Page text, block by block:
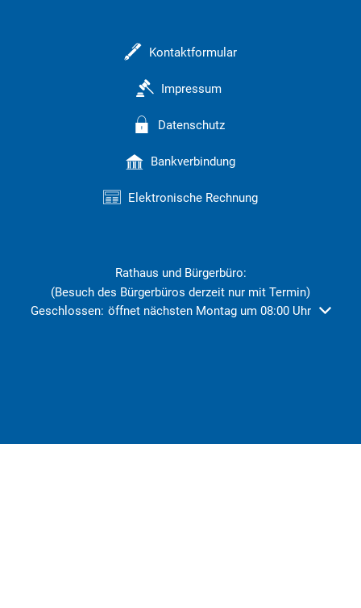
Kontaktformular
Impressum
Datenschutz
Bankverbindung
Elektronische Rechnung
Rathaus und Bürgerbüro:
(Besuch des Bürgerbüros derzeit nur mit Termin)
Klicken, um weitere Öffnungs- oder Schließzeiten
Geschlossen: öffnet nächsten Montag um 08:00 Uhr